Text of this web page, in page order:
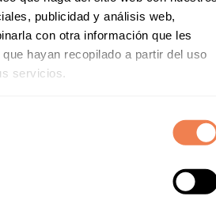
publicidad y análisis web,
con otra información que les
hayan recopilado a partir del uso
servicios.
más puro en esta cabaña
y privilegiada rodeada de
jardín propio y estarás a un paso
cada 3 días, sábanas